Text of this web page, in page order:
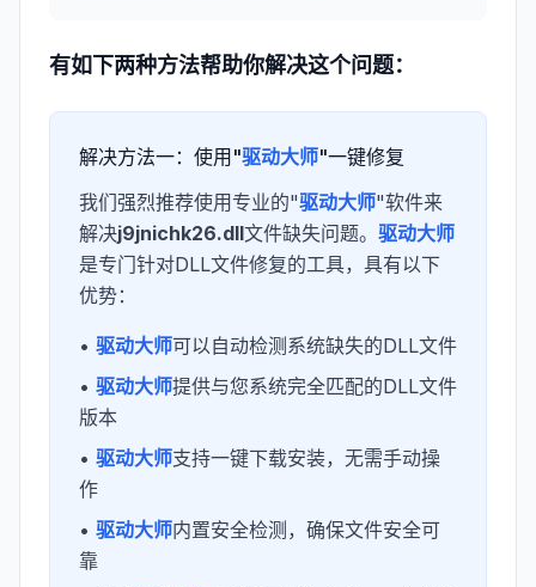
有如下两种方法帮助你解决这个问题：
解决方法一：使用"驱动大师"一键修复
我们强烈推荐使用专业的"驱动大师"软件来
解决j9jnichk26.dll文件缺失问题。 驱动大师
是专门针对DLL文件修复的工具，具有以下
优势：
• 驱动大师可以自动检测系统缺失的DLL文件
• 驱动大师提供与您系统完全匹配的DLL文件
版本
• 驱动大师支持一键下载安装，无需手动操
作
• 驱动大师内置安全检测，确保文件安全可
靠